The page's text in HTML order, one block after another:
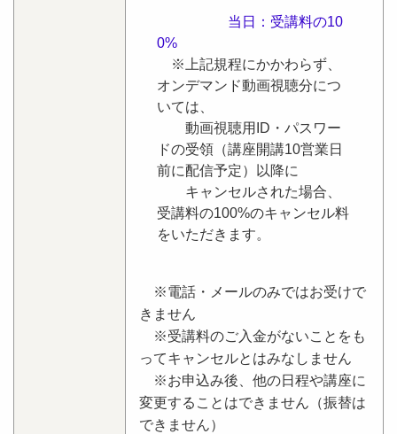
当日：受講料の10
0%
※上記規程にかかわらず、
オンデマンド動画視聴分につ
いては、
動画視聴用ID・パスワー
ドの受領（講座開講10営業日
前に配信予定）以降に
キャンセルされた場合、
受講料の100%のキャンセル料
をいただきます。
※電話・メールのみではお受けで
きません
※受講料のご入金がないことをも
ってキャンセルとはみなしません
※お申込み後、他の日程や講座に
変更することはできません（振替は
できません）